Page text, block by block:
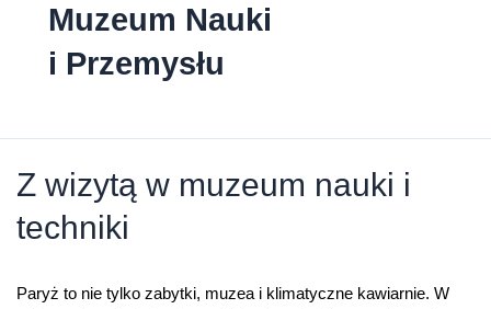
Muzeum Nauki
i Przemysłu
Z wizytą w muzeum nauki i
techniki
Paryż to nie tylko zabytki, muzea i klimatyczne kawiarnie. W